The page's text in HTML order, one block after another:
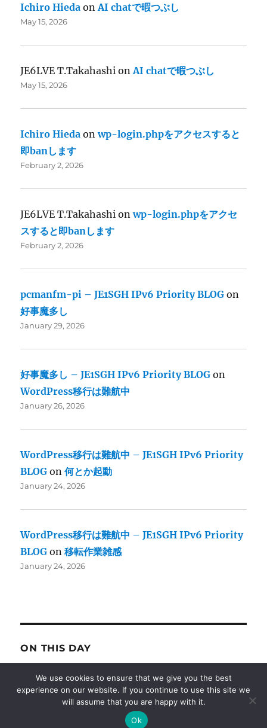
Ichiro Hieda onAI chatで暇つぶし
May 15, 2026
JE6LVE T.Takahashi onAI chatで暇つぶし
May 15, 2026
Ichiro Hieda onwp-login.phpをアクセスすると
即banします
February 2, 2026
JE6LVE T.Takahashi onwp-login.phpをアクセ
スすると即banします
February 2, 2026
pcmanfm-pi – JE1SGH IPv6 Priority BLOG on
好事魔多し
January 29, 2026
好事魔多し – JE1SGH IPv6 Priority BLOG on
WordPress移行は難航中
January 26, 2026
WordPress移行は難航中 – JE1SGH IPv6 Priority
BLOG on何とか起動
January 24, 2026
WordPress移行は難航中 – JE1SGH IPv6 Priority
BLOG on移転作業雑感
January 24, 2026
ON THIS DAY
M4 Mac mini来ました
2025
We use cookies to ensure that we give you the best
experience on our website. If you continue to use this site we
will assume that you are happy with it.
Ok